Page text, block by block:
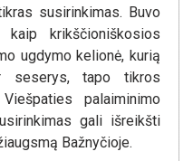
susirinkimas. Buvo
krikščioniškosios
ugdymo kelionė, kurią
tapo tikros
palaiminimo
gali išreikšti
Bažnyčioje.